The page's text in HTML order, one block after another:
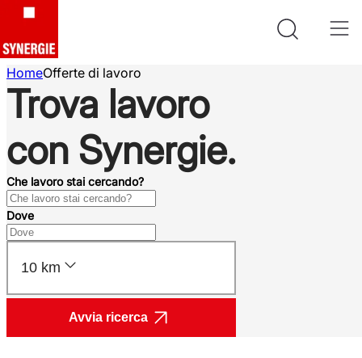
HomeOfferte di lavoro
Trova lavoro
con Synergie.
Che lavoro stai cercando?
Dove
10 km
Avvia ricerca